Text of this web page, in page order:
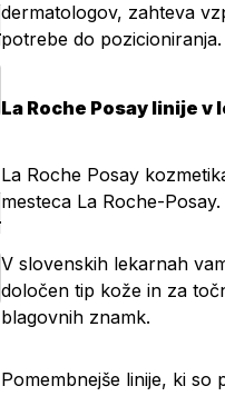
dermatologov, zahteva
potrebe do pozicioniranja.
La Roche Posay linije v
La Roche Posay
mesteca La Roche-Posay.
V slovenskih lekarnah
določen tip kože in za
blagovnih znamk.
Pomembnejše linije, ki so